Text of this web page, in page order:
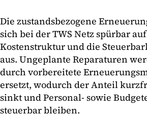
Die zustandsbezogene
sich bei der TWS Netz spürbar
Kostenstruktur und die
aus. Ungeplante Reparaturen
durch vorbereitete
ersetzt, wodurch der Anteil
sinkt und Personal- sowie
steuerbar bleiben.